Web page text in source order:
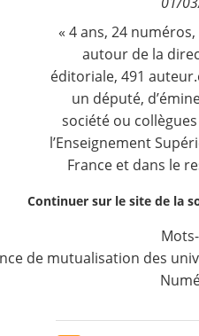
« 4 ans, 24
autour de la
éditoriale, 491
un député,
société ou
l’Enseignement
France et dans le
Continuer sur le site de la
de mutualisation des